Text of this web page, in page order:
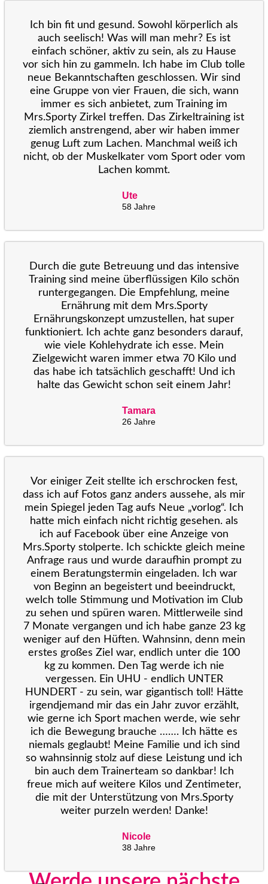
Ich bin fit und gesund. Sowohl körperlich als
auch seelisch! Was will man mehr? Es ist
einfach schöner, aktiv zu sein, als zu Hause
vor sich hin zu gammeln. Ich habe im Club tolle
neue Bekanntschaften geschlossen. Wir sind
eine Gruppe von vier Frauen, die sich, wann
immer es sich anbietet, zum Training im
Mrs.Sporty Zirkel treffen. Das Zirkeltraining ist
ziemlich anstrengend, aber wir haben immer
genug Luft zum Lachen. Manchmal weiß ich
nicht, ob der Muskelkater vom Sport oder vom
Lachen kommt.
Ute
58 Jahre
Durch die gute Betreuung und das intensive
Training sind meine überflüssigen Kilo schön
runtergegangen. Die Empfehlung, meine
Ernährung mit dem Mrs.Sporty
Ernährungskonzept umzustellen, hat super
funktioniert. Ich achte ganz besonders darauf,
wie viele Kohlehydrate ich esse. Mein
Zielgewicht waren immer etwa 70 Kilo und
das habe ich tatsächlich geschafft! Und ich
halte das Gewicht schon seit einem Jahr!
Tamara
26 Jahre
Vor einiger Zeit stellte ich erschrocken fest,
dass ich auf Fotos ganz anders aussehe, als mir
mein Spiegel jeden Tag aufs Neue „vorlog“. Ich
hatte mich einfach nicht richtig gesehen. als
ich auf Facebook über eine Anzeige von
Mrs.Sporty stolperte. Ich schickte gleich meine
Anfrage raus und wurde daraufhin prompt zu
einem Beratungstermin eingeladen. Ich war
von Beginn an begeistert und beeindruckt,
welch tolle Stimmung und Motivation im Club
zu sehen und spüren waren. Mittlerweile sind
7 Monate vergangen und ich habe ganze 23 kg
weniger auf den Hüften. Wahnsinn, denn mein
erstes großes Ziel war, endlich unter die 100
kg zu kommen. Den Tag werde ich nie
vergessen. Ein UHU - endlich UNTER
HUNDERT - zu sein, war gigantisch toll! Hätte
irgendjemand mir das ein Jahr zuvor erzählt,
wie gerne ich Sport machen werde, wie sehr
ich die Bewegung brauche ……. Ich hätte es
niemals geglaubt! Meine Familie und ich sind
so wahnsinnig stolz auf diese Leistung und ich
bin auch dem Trainerteam so dankbar! Ich
freue mich auf weitere Kilos und Zentimeter,
die mit der Unterstützung von Mrs.Sporty
weiter purzeln werden! Danke!
Nicole
38 Jahre